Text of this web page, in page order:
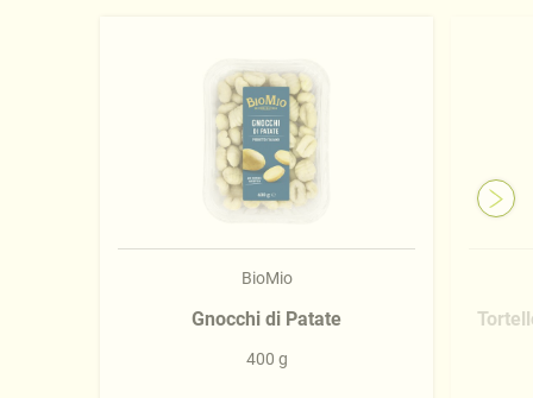
BioMio
Gnocchi di Patate
400 g